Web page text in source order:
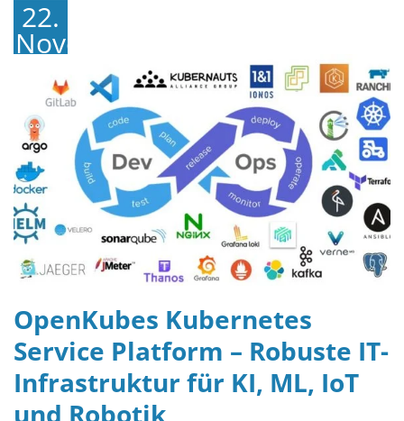
22.
November
OpenKubes Kubernetes
Service Platform – Robuste IT-
Infrastruktur für KI, ML, IoT
und Robotik